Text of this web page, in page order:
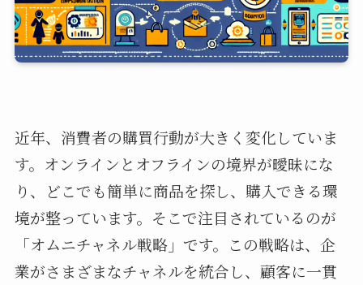
近年、消費者の購買行動が大きく変化していま
す。オンラインとオフラインの境界が曖昧にな
り、どこでも簡単に商品を探し、購入できる環
境が整っています。そこで注目されているのが
「オムニチャネル戦略」です。この戦略は、企
業がさまざまなチャネルを統合し、顧客に一貫